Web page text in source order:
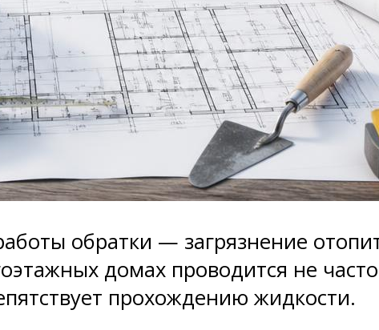
обратки — загрязнение
домах проводится не
прохождению жидкости.